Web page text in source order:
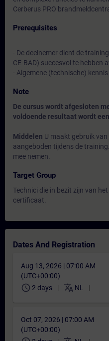
Cerberus PRO
Prerequisites
- De deelnemer dient de
CE-BAD) succesvol te hebben
- Algemene (technische)
Note
De cursus wordt afgesloten
voldoende resultaat wordt
Middelen U maakt gebruik
aangeboden tijdens de
mee nemen.
Target Group
Technici die in bezit zijn van
certificaat.
Dates And Registration
Aug 13, 2026 | 07:00 AM
(UTC+00:00)
schedule 2 days translate NL
Oct 07, 2026 | 07:00 AM
(UTC+00:00)